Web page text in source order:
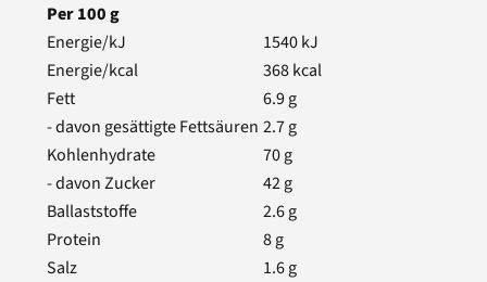
Per100g
Energie/kJ
1540kJ
Energie/kcal
368kcal
Fett
6.9g
- davon gesättigte Fettsäuren 2.7g
Kohlenhydrate
70g
- davon Zucker
42g
Ballaststoffe
2.6g
Protein
8g
Salz
1.6g